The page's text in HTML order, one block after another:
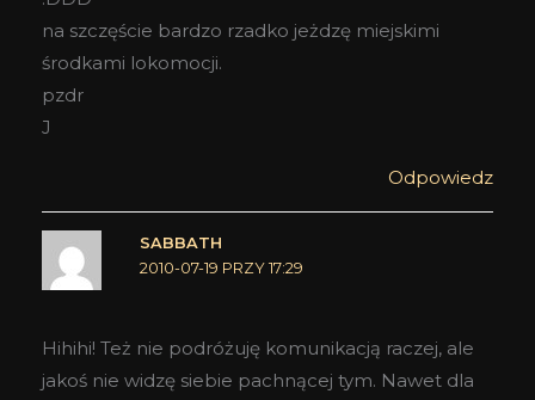
na szczęście bardzo rzadko jeżdzę miejskimi
środkami lokomocji.
pzdr
J
Odpowiedz
SABBATH
2010-07-19 PRZY 17:29
Hihihi! Też nie podróżuję komunikacją raczej, ale
jakoś nie widzę siebie pachnącej tym. Nawet dla